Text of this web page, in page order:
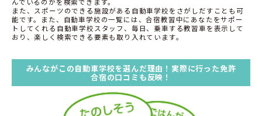
また、スポーツのできる施設がある自動車学校をさがしだすことも可
能です。また、自動車学校の一覧には、合宿教習中にあなたをサポー
トしてくれる自動車学校スタッフ、毎日、乗車する教習車を表示して
おり、楽しく検索できる要素も取り入れています。
みんながこの自動車学校を選んだ理由！実際に行った免許
合宿の口コミも反映！